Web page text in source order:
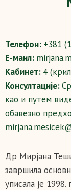
Телефон: +381
Е-маил:
Кабинет: 4
Консултације:
као и путем
обавезно
Др Мирјана
завршила
уписала је